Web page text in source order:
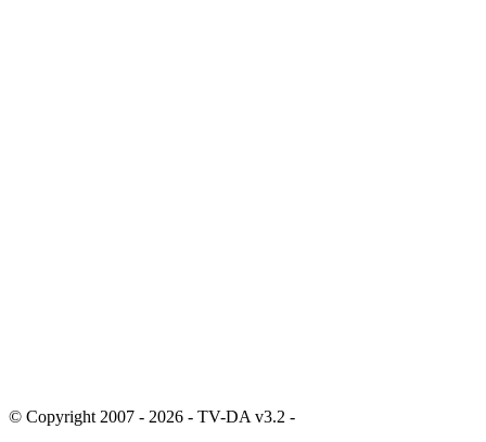
© Copyright 2007 - 2026 - TV-DA v3.2 -